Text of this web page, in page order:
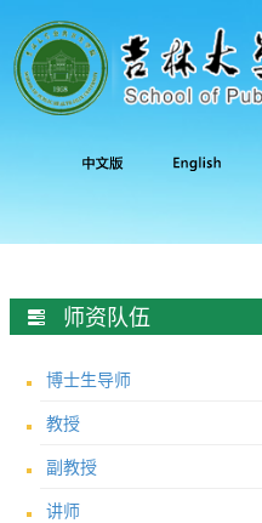
师资队伍
博士生导师
教授
副教授
讲师